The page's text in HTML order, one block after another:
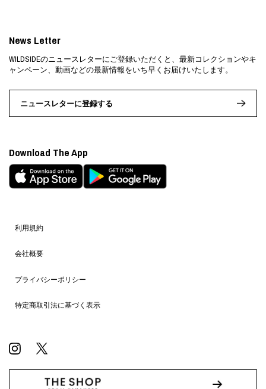
利用規約
会社概要
プライバシーポリシー
特定商取引法に基づく表示
News Letter
WILDSIDEのニュースレターにご登録いただくと、最新コレクションやキ
ャンペーン、動画などの最新情報をいち早くお届けいたします。
ニュースレターに登録する
Download The App